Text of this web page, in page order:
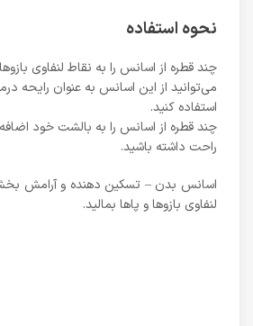
نحوه استفاده
چند قطره از اسانس را به نقاط لنفاوی
می‌توانید از این اسانس به عنوان رایحه
استفاده کنید.
چند قطره از اسانس را به بالشت خود اضافه
راحت داشته باشید.
اسانس بدن – تسکین دهنده و آرامش
لنفاوی بازوها و پاها بمالید.